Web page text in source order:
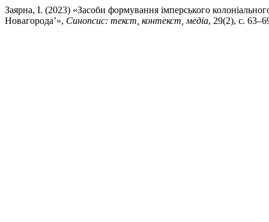
Заярна, І. (2023) «Засоби формування імперського
Новагорода’», Синопсис: текст, контекст, медіа, 29(2), с.